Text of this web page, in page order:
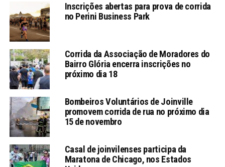
Inscrições abertas para prova de corrida
no Perini Business Park
Corrida da Associação de Moradores do
Bairro Glória encerra inscrições no
próximo dia 18
Bombeiros Voluntários de Joinville
promovem corrida de rua no próximo dia
15 de novembro
Casal de joinvilenses participa da
Maratona de Chicago, nos Estados